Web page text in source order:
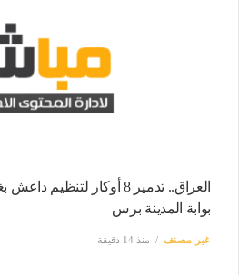
العراق.. تدمير 8 أوكار
بوابة المدينة برس
غير مصنف منذ 14 دقيقة